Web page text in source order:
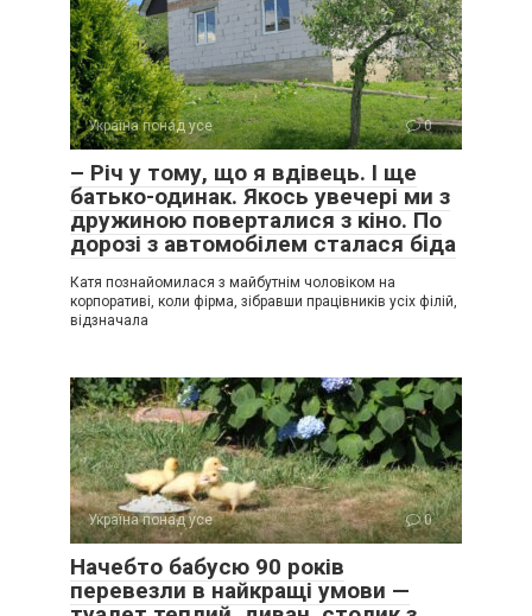
Україна понад усе 0
– Річ у тому, що я вдівець. І ще
батько-одинак. Якось увечері ми з
дружиною поверталися з кіно. По
дорозі з автомобілем сталася біда
Катя познайомилася з майбутнім чоловіком на
корпоративі, коли фірма, зібравши працівників усіх філій,
відзначала
Україна понад усе 0
Начебто бабусю 90 років
перевезли в найкращі умови —